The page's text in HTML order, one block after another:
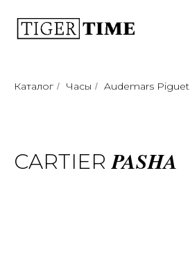
Каталог / Часы / Audemars Piguet
CARTIERPASHA